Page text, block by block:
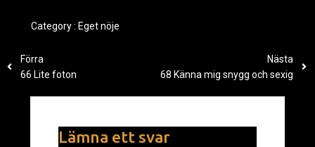
Category : Eget nöje
Förra
66 Lite foton
Nästa
68 Känna mig snygg och sexig
Lämna ett svar